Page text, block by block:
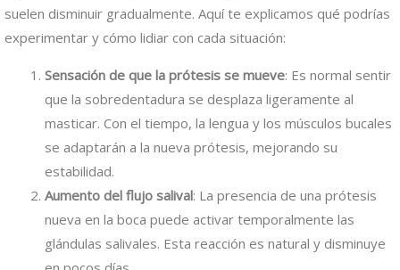
suelen disminuir gradualmente. Aquí te explicamos qué podrías
experimentar y cómo lidiar con cada situación:
Sensación de que la prótesis se mueve: Es normal sentir
que la sobredentadura se desplaza ligeramente al
masticar. Con el tiempo, la lengua y los músculos bucales
se adaptarán a la nueva prótesis, mejorando su
estabilidad.
Aumento del flujo salival: La presencia de una prótesis
nueva en la boca puede activar temporalmente las
glándulas salivales. Esta reacción es natural y disminuye